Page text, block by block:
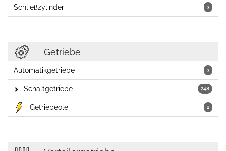
3
Schließzylinder
Getriebe
3
Automatikgetriebe
248
Schaltgetriebe
2
Getriebeöle